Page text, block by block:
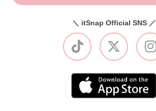
＼ itSnap Official SNS ／